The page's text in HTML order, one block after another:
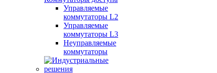
Управляемые
коммутаторы L2
Управляемые
коммутаторы L3
Неуправляемые
коммутаторы